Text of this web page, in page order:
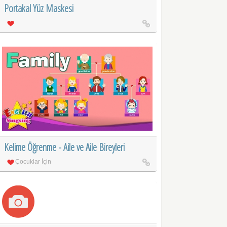
Portakal Yüz Maskesi
Kelime Öğrenme - Aile ve Aile Bireyleri
Çocuklar İçin